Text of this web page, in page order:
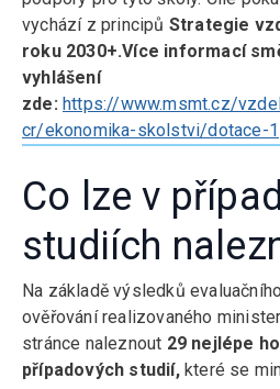
vychází z principů Strategie
roku 2030+.Více informací
vyhlášení
zde: https://www.msmt.cz/
cr/ekonomika-skolstvi/dotace-1
Co lze v
studiích
Na základě výsledků
ověřování realizovaného
stránce naleznout 29 nejlépe
případových studií,které se